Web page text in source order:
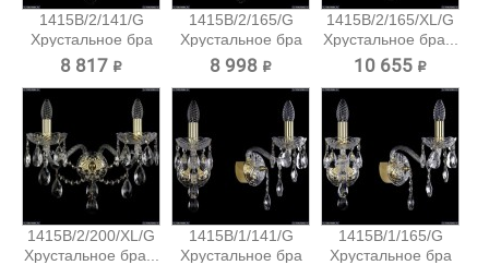
1415B/2/141/G
Хрустальное бра
Bohemia...
8 817 ₽
1415B/2/165/G
Хрустальное бра
Bohemia...
8 998 ₽
1415B/2/165/XL/G
Хрустальное бра...
10 655 ₽
1415B/2/200/XL/G
Хрустальное бра...
1415B/1/141/G
Хрустальное бра
1415B/1/165/G
Хрустальное бра